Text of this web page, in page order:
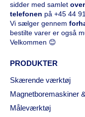
sidder med samlet
telefonen på +45 44
Vi sælger gennem
bestilte varer er også
Velkommen 😊
PRODUKTER
Skærende værktøj
Magnetboremaskiner
Måleværktøj